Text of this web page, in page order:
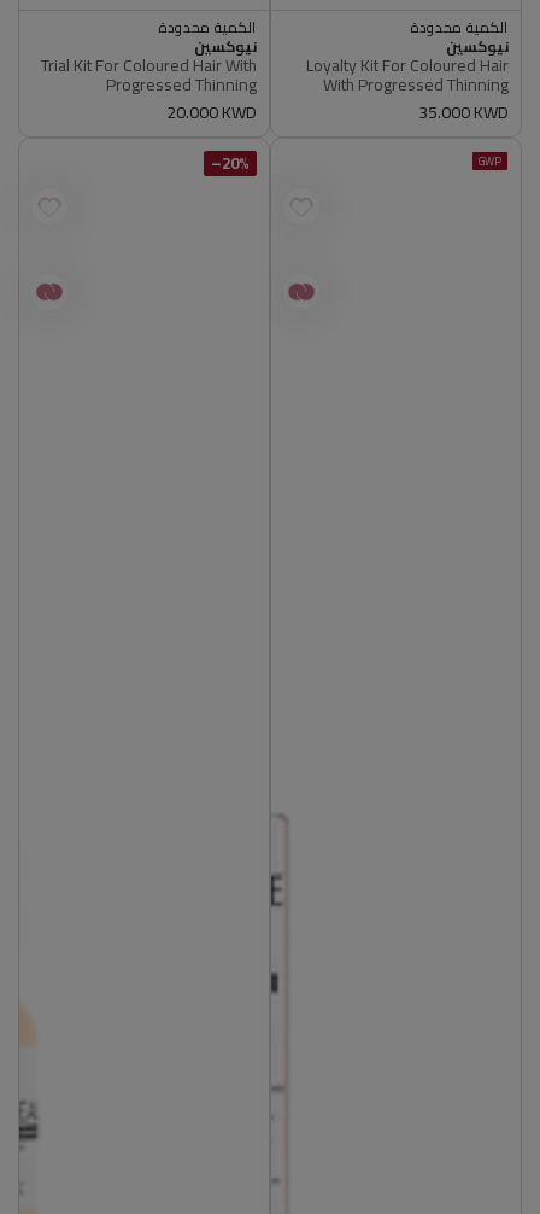
الكمية محدودة
أصلي 100%
الكمية محدودة
أصلي 100%
البائع
نيوكسين
Loyalty Kit For Coloured Hair
With Progressed Thinning
سعر
35.000 KWD
الكمية محدودة
أصلي 100%
الكمية محدودة
أصلي 100%
البائع
نيوكسين
Trial Kit For Coloured Hair With
Progressed Thinning
سعر
20.000 KWD
GWP
20%–